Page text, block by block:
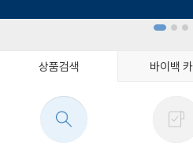
상품검색 바이백